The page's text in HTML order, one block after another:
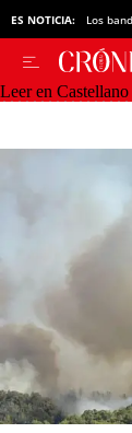
ES NOTICIA: Los
Leer en Castellano